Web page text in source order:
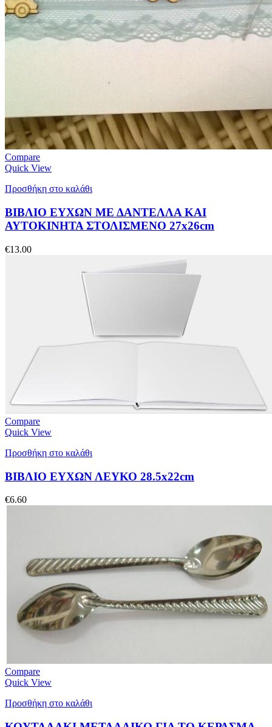
Compare
Quick View
Προσθήκη στο καλάθι
ΒΙΒΛΙΟ ΕΥΧΩΝ ΜΕ ΔΑΝΤΕΛΛΑ ΚΑΙ
ΑΥΤΟΚΙΝΗΤΑ ΣΤΟΛΙΣΜΕΝΟ 27x26cm
€13.00
Compare
Quick View
Προσθήκη στο καλάθι
ΒΙΒΛΙΟ ΕΥΧΩΝ ΛΕΥΚΟ 28.5x22cm
€6.60
Compare
Quick View
Προσθήκη στο καλάθι